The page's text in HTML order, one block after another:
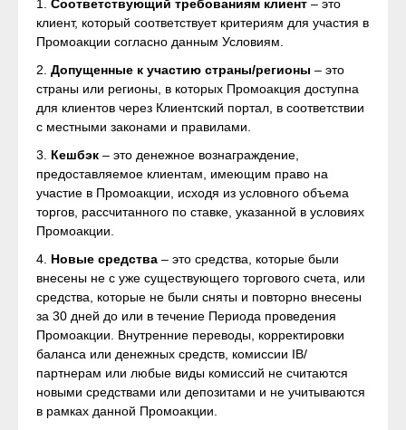
1. Соответствующий требованиям клиент – это
клиент, который соответствует критериям для участия в
Промоакции согласно данным Условиям.
2. Допущенные к участию страны/регионы – это
страны или регионы, в которых Промоакция доступна
для клиентов через Клиентский портал, в соответствии
с местными законами и правилами.
3. Кешбэк – это денежное вознаграждение,
предоставляемое клиентам, имеющим право на
участие в Промоакции, исходя из условного объема
торгов, рассчитанного по ставке, указанной в условиях
Промоакции.
4. Новые средства – это средства, которые были
внесены не с уже существующего торгового счета, или
средства, которые не были сняты и повторно внесены
за 30 дней до или в течение Периода проведения
Промоакции. Внутренние переводы, корректировки
баланса или денежных средств, комиссии IB/
партнерам или любые виды комиссий не считаются
новыми средствами или депозитами и не учитываются
в рамках данной Промоакции.